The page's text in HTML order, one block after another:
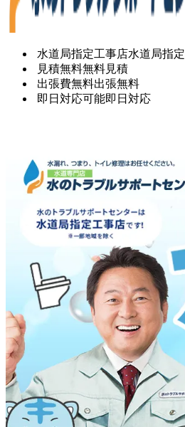
水道局指定工事店水道局指定
見積無料無料見積
出張費無料出張無料
即日対応可能即日対応